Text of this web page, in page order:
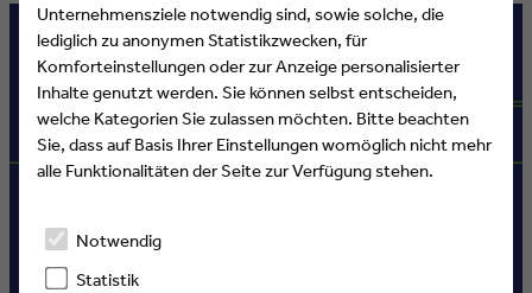
Unternehmensziele notwendig sind, sowie solche, die
lediglich zu anonymen Statistikzwecken, für
Komforteinstellungen oder zur Anzeige personalisierter
Inhalte genutzt werden. Sie können selbst entscheiden,
welche Kategorien Sie zulassen möchten. Bitte beachten
Sie, dass auf Basis Ihrer Einstellungen womöglich nicht mehr
alle Funktionalitäten der Seite zur Verfügung stehen.
Notwendig
Statistik